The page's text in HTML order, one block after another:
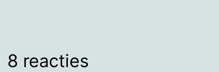
8 reacties